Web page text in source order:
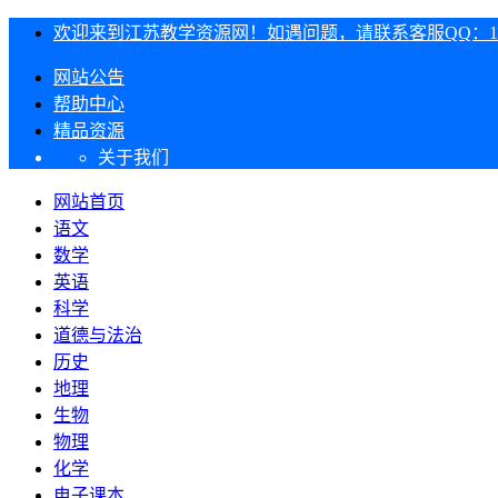
欢迎来到江苏教学资源网！如遇问题，请联系客服QQ：
网站公告
帮助中心
精品资源
关于我们
网站首页
语文
数学
英语
科学
道德与法治
历史
地理
生物
物理
化学